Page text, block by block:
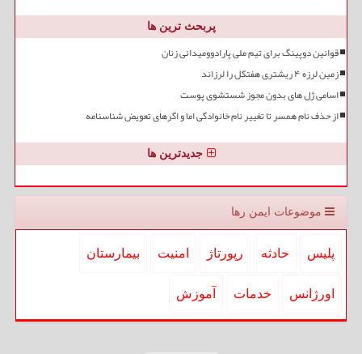
پربحث ترین ها
قوانین دوپینگ برای تیم ملی پارادوومیدانی زنان
زمین لرزه ۴ ریشتری هفتکل را لرزاند
اسامی ژل های بدون مجوز شستشوی پوست
از حذف نام همسر تا تغییر نام خانوادگی اما و اگرهای تعویض شناسنامه
جدیدترین ها
موضوعات ایمن رها
پلیس حادثه رپورتاژ امنیت بیمارستان
اورژانس خدمات آموزش